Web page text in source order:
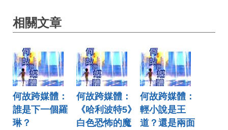
相關文章
何故跨媒體：
誰是下一個羅
琳？
何故跨媒體：
《哈利波特5》
白色恐怖的魔
何故跨媒體：
輕小說是王
道？還是兩面